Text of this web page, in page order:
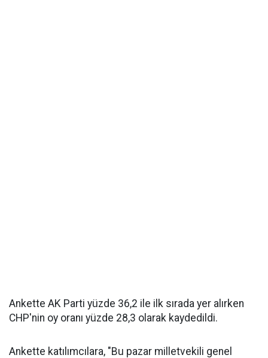
Ankette AK Parti yüzde 36,2 ile ilk sırada yer alırken
CHP'nin oy oranı yüzde 28,3 olarak kaydedildi.
Ankette katılımcılara, "Bu pazar milletvekili genel